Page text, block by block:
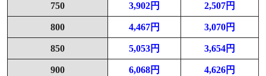
750 3,902円 2,507円
800 4,467円 3,070円
850 5,053円 3,654円
900 6,068円 4,626円